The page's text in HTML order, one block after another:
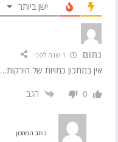
ישן ביותר
נחום
אין במתכון כמויות של הירקות…
0 הגב
כותב המתכון